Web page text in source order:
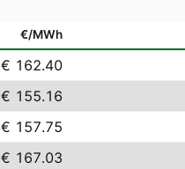
€/MWh
€ 162.40
€ 155.16
€ 157.75
€ 167.03